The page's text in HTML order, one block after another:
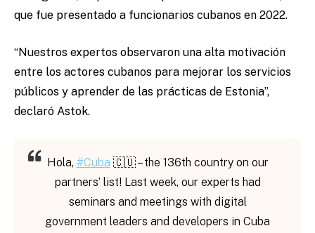
que fue presentado a funcionarios cubanos en 2022.
“Nuestros expertos observaron una alta motivación
entre los actores cubanos para mejorar los servicios
públicos y aprender de las prácticas de Estonia”,
declaró Astok.
Hola, #Cuba 🇨🇺 – the 136th country on our
partners’ list! Last week, our experts had
seminars and meetings with digital
government leaders and developers in Cuba